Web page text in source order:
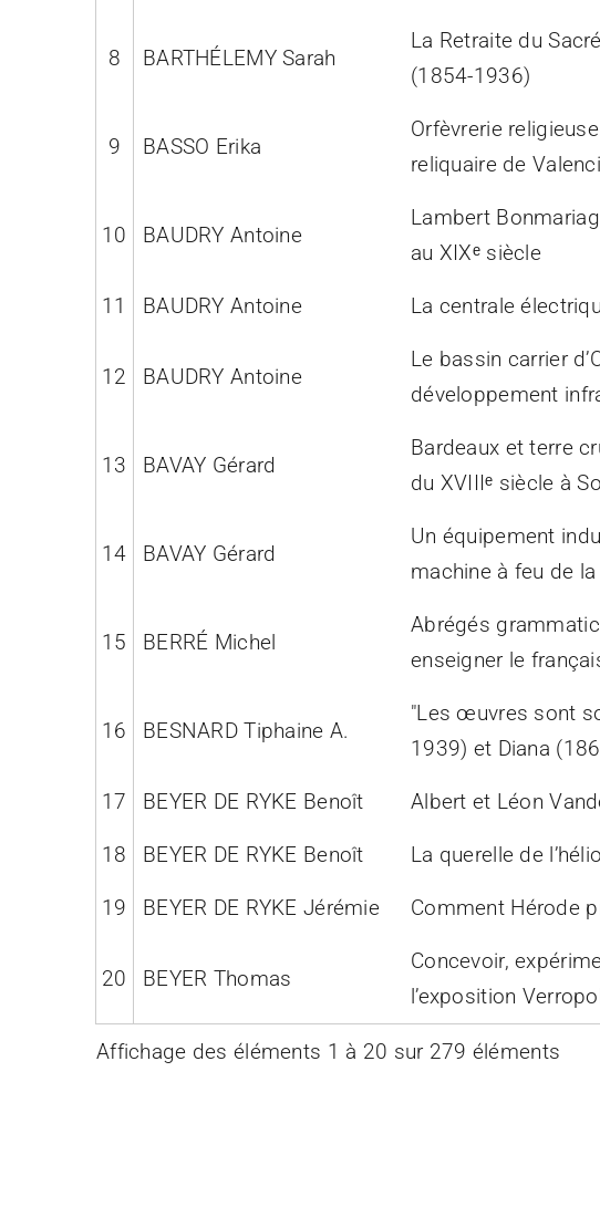
8 BARTHÉLEMY Sarah
La Retraite du
(1854-1936)
9 BASSO Erika
Orfèvrerie
reliquaire de
10 BAUDRY Antoine
Lambert
au XIXᵉ siècle
11 BAUDRY Antoine La centrale
12 BAUDRY Antoine
Le bassin carrier
développement
13 BAVAY Gérard
Bardeaux et terre
du XVIIIᵉ siècle à
14 BAVAY Gérard
Un équipement
machine à feu de
15 BERRÉ Michel
Abrégés
enseigner le
16 BESNARD Tiphaine A.
"Les œuvres sont
1939) et Diana
17 BEYER DE RYKE Benoît Albert et Léon
18 BEYER DE RYKE Benoît La querelle de
19 BEYER DE RYKE Jérémie Comment Hérode
20 BEYER Thomas
Concevoir,
l’exposition
Affichage des éléments 1 à 20 sur 279 éléments